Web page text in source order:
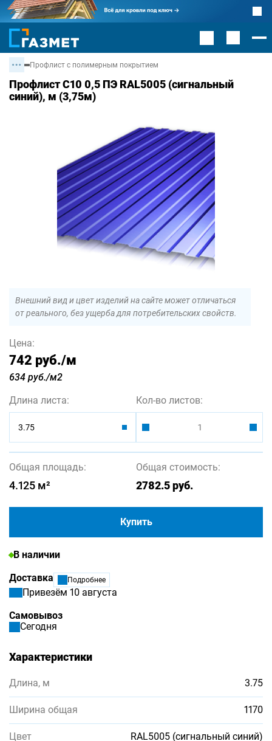
Профлист с полимерным покрытием
Профлист С10 0,5 ПЭ RAL5005 (сигнальный
синий), м (3,75м)
Внешний вид и цвет изделий на сайте может отличаться
от реального, без ущерба для потребительских свойств.
Цена:
742 руб./м
634 руб./м2
Длина листа:
3.75
Кол-во листов:
Общая площадь:
4.125 м²
Общая стоимость:
2782.5руб.
Купить
В наличии
Доставка
Подробнее
Привезём 10 августа
Самовывоз
Сегодня
Характеристики
Длина, м 3.75
Ширина общая 1170
Цвет RAL5005 (сигнальный синий)